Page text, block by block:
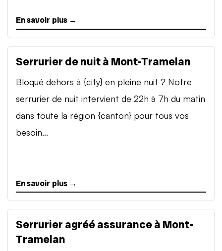
En savoir plus →
Serrurier de nuit à Mont-Tramelan
Bloqué dehors à {city} en pleine nuit ? Notre
serrurier de nuit intervient de 22h à 7h du matin
dans toute la région {canton} pour tous vos
besoin...
En savoir plus →
Serrurier agréé assurance à Mont-
Tramelan